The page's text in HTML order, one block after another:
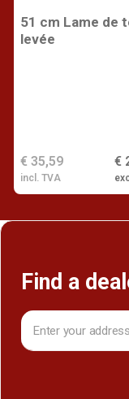
51 cm Lame de
levée
€
€ 35,59
incl. TVA
Find a